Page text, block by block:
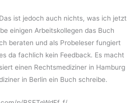
ist jedoch auch nichts, was ich jetzt
einigen Arbeitskollegen das Buch
beraten und als Probeleser fungiert
da fachlich kein Feedback. Es macht
einen Rechtsmediziner in Hamburg
in Berlin ein Buch schreibe.